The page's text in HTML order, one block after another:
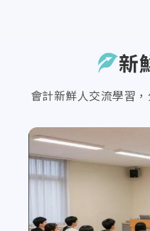
新
會計新鮮人交流學習